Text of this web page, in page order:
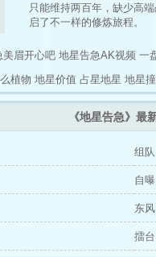
只能维持两百年，缺少高
启了不一样的修炼旅程。
美眉开心吧 地星告急AK视频 一
植物 地星价值 占星地星 地星
《地星告急》最
组队
自曝
东风
擂台